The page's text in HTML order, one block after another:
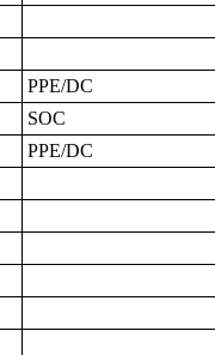
PPE/DC
SOC
PPE/DC